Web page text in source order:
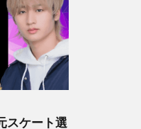
スケート選